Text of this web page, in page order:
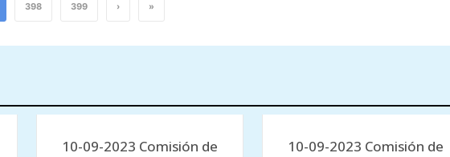
398 399 › »
10-09-2023 Comisión de
10-09-2023 Comisión de